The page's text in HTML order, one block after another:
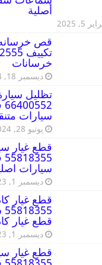
أصلية
5, 2025
قص خرسانه
خرسانات
ديسمبر 18, 2024
تظليل
سيارات
يونيو 28, 2024
قطع غيار
سيارات
ديسمبر 1, 2023
قطع غيار
قطع غيار
ديسمبر 1, 2023
قطع غيار